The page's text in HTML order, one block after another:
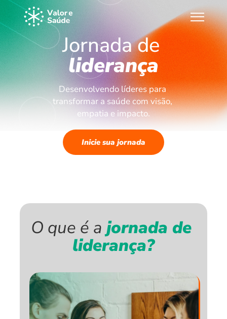
liderança
Desenvolvendo líderes para
transformar a saúde com visão,
empatia e impacto.
Inicie sua jornada
O que é a jornada de
liderança?